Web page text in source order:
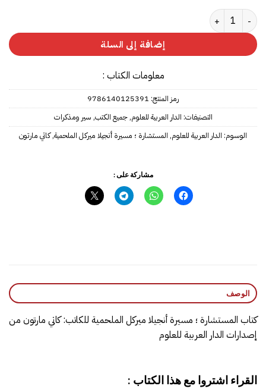
كمية المستشارة ؛ مسيرة أنجيلا ميركل الملحمية
إضافة إلى السلة
معلومات الكتاب :
رمز المنتج: 9786140125391
التصنيفات: الدار العربية للعلوم,جميع الكتب, سير ومذكرات
الوسوم: الدار العربية للعلوم, المستشارة ؛ مسيرة أنجيلا ميركل الملحمية,كاتي مارتون
مشاركة على :
الوصف
كتاب المستشارة ؛ مسيرة أنجيلا ميركل الملحمية للكاتب: كاتي مارتون من
إصدارات الدار العربية للعلوم
القراء اشتروا مع هذا الكتاب :